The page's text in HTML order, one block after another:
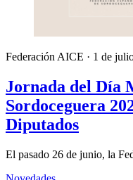
Federación AICE · 1 de
Jornada del Día
Sordoceguera
Diputados
El pasado 26 de junio, la